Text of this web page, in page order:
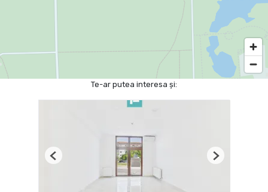
Te-ar putea interesa și:
Previous Next